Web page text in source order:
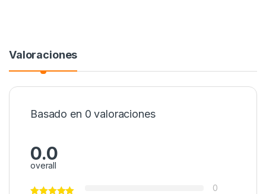
Valoraciones
Basado en 0 valoraciones
0.0
overall
0